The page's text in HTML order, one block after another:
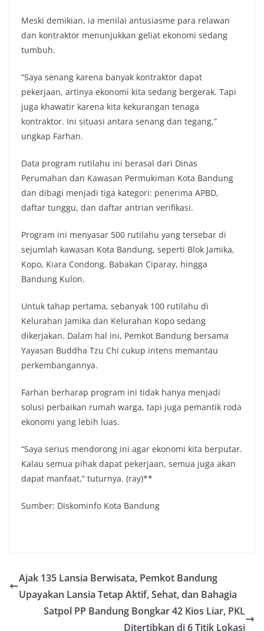
Meski demikian, ia menilai antusiasme para relawan
dan kontraktor menunjukkan geliat ekonomi sedang
tumbuh.
“Saya senang karena banyak kontraktor dapat
pekerjaan, artinya ekonomi kita sedang bergerak. Tapi
juga khawatir karena kita kekurangan tenaga
kontraktor. Ini situasi antara senang dan tegang,”
ungkap Farhan.
Data program rutilahu ini berasal dari Dinas
Perumahan dan Kawasan Permukiman Kota Bandung
dan dibagi menjadi tiga kategori: penerima APBD,
daftar tunggu, dan daftar antrian verifikasi.
Program ini menyasar 500 rutilahu yang tersebar di
sejumlah kawasan Kota Bandung, seperti Blok Jamika,
Kopo, Kiara Condong, Babakan Ciparay, hingga
Bandung Kulon.
Untuk tahap pertama, sebanyak 100 rutilahu di
Kelurahan Jamika dan Kelurahan Kopo sedang
dikerjakan. Dalam hal ini, Pemkot Bandung bersama
Yayasan Buddha Tzu Chi cukup intens memantau
perkembangannya.
Farhan berharap program ini tidak hanya menjadi
solusi perbaikan rumah warga, tapi juga pemantik roda
ekonomi yang lebih luas.
“Saya serius mendorong ini agar ekonomi kita berputar.
Kalau semua pihak dapat pekerjaan, semua juga akan
dapat manfaat,” tuturnya. (ray)**
Sumber: Diskominfo Kota Bandung
Ajak 135 Lansia Berwisata, Pemkot Bandung
Upayakan Lansia Tetap Aktif, Sehat, dan Bahagia
Satpol PP Bandung Bongkar 42 Kios Liar, PKL
Ditertibkan di 6 Titik Lokasi